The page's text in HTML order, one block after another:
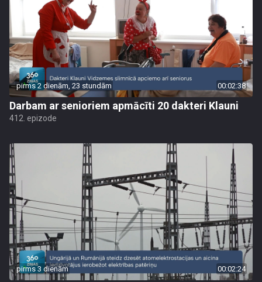
pirms 2 dienām, 23 stundām 00:02:38
Darbam ar senioriem apmācīti 20 dakteri Klauni
412. epizode
pirms 3 dienām 00:02:24